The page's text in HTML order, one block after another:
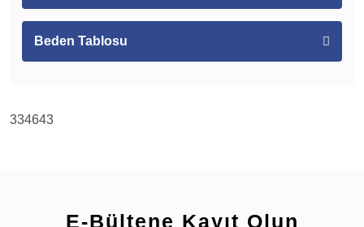
Beden Tablosu
334643
E-Bültene Kayıt Olun